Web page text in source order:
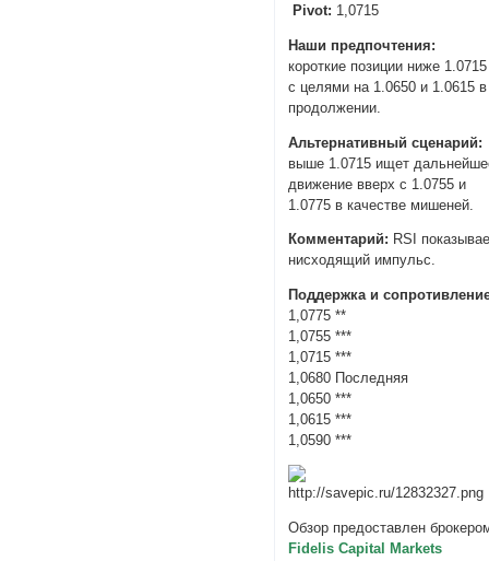
Pivot: 1,0715
Наши предпочтения:
короткие позиции ниже 1.0715
с целями на 1.0650 и 1.0615 в
продолжении.
Альтернативный сценарий:
выше 1.0715 ищет
движение вверх с 1.0755 и
1.0775 в качестве мишеней.
Комментарий: RSI
нисходящий импульс.
Поддержка и
1,0775 **
1,0755 ***
1,0715 ***
1,0680 Последняя
1,0650 ***
1,0615 ***
1,0590 ***
Обзор предоставлен
Fidelis Capital Markets